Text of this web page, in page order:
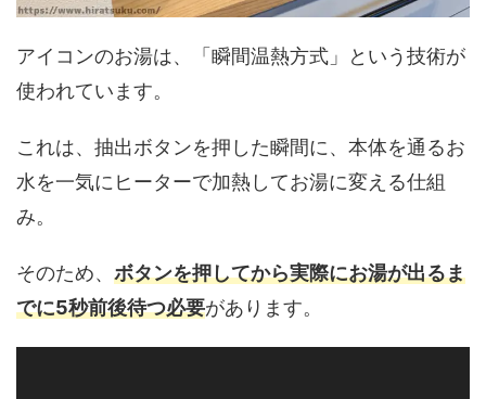
アイコンのお湯は、「瞬間温熱方式」という技術が
使われています。
これは、抽出ボタンを押した瞬間に、本体を通るお
水を一気にヒーターで加熱してお湯に変える仕組
み。
そのため、 ボタンを押してから実際にお湯が出るま
でに5秒前後待つ必要があります。